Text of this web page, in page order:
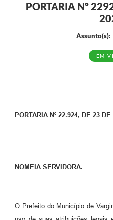
PORTARIA Nº
Assunto(s):
EM
PORTARIA Nº 22.924, DE 23
NOMEIA SERVIDORA.
O Prefeito do Município de